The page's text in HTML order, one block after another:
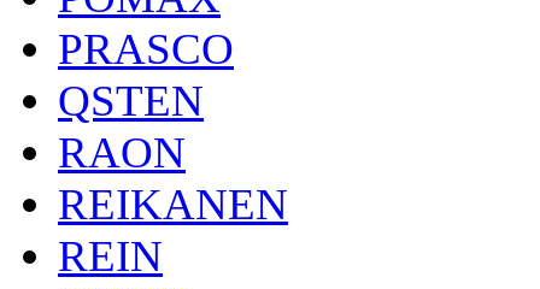
PRASCO
QSTEN
RAON
REIKANEN
REIN